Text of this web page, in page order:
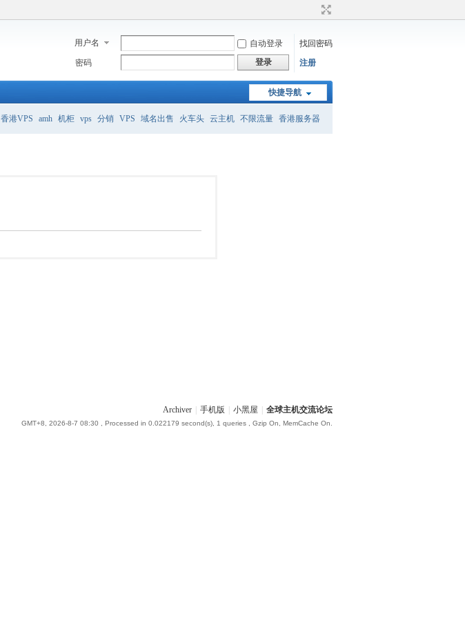
用户名 自动登录
找回密码
密码
登录 注册
快捷导航
香港VPS amh 机柜 vps 分销 VPS 域名出售 火车头 云主机 不限流量 香港服务器
Archiver 手机版 小黑屋 全球主机交流论坛
GMT+8, 2026-8-7 08:30 , Processed in 0.022179 second(s), 1 queries , Gzip On, MemCache On.